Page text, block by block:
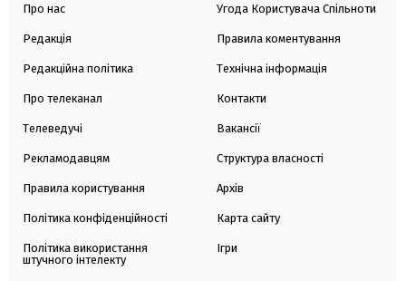
Про нас
Редакція
Редакційна політика
Про телеканал
Телеведучі
Рекламодавцям
Правила користування
Політика конфіденційності
Політика використання
штучного інтелекту
Угода Користувача Спільноти
Правила коментування
Технічна інформація
Контакти
Вакансії
Структура власності
Архів
Карта сайту
Ігри